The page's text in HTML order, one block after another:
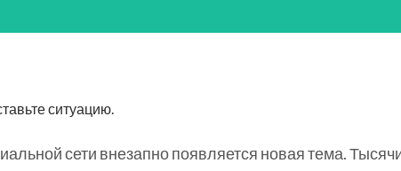
ситуацию.
сети внезапно появляется новая тема.